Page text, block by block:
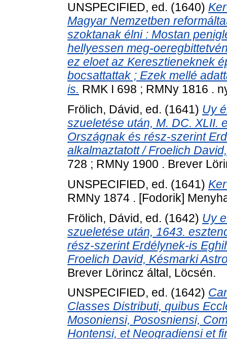
UNSPECIFIED, ed. (1640)
Magyar Nemzetben
szoktanak élni : Mostan
hellyessen meg-
ez eloet az Keresztieneknek
bocsattattak ; Ezek mellé
is. RMK I 698 ; RMNy 1816 .
Frölich, Dávid, ed. (1641) Uy
szueletése után, M. DC. XLII.
Országnak és rész-szerint
alkalmaztatott / Froelich
728 ; RMNy 1900 . Brever
UNSPECIFIED, ed. (1641)
RMNy 1874 . [Fodorik]
Frölich, Dávid, ed. (1642) Uy
szueletése után, 1643.
rész-szerint Erdélynek-is
Froelich David, Késmarki
Brever Lörincz által, Löcsén.
UNSPECIFIED, ed. (1642)
Classes Distributi, quibus
Mosoniensi, Pososniensi,
Hontensi, et Neogradiensi et